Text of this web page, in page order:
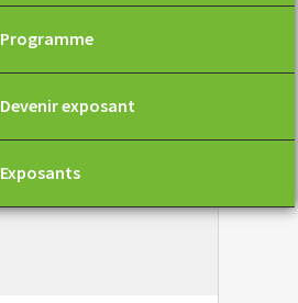
Programme
Devenir exposant
Exposants